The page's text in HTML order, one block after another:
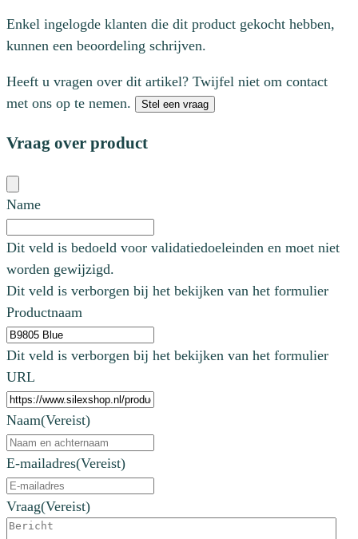
Enkel ingelogde klanten die dit product gekocht hebben,
kunnen een beoordeling schrijven.
Heeft u vragen over dit artikel? Twijfel niet om contact
met ons op te nemen.
Stel een vraag
Vraag over product
Name
Dit veld is bedoeld voor validatiedoeleinden en moet niet
worden gewijzigd.
Dit veld is verborgen bij het bekijken van het formulier
Productnaam
Dit veld is verborgen bij het bekijken van het formulier
URL
Naam(Vereist)
E-mailadres(Vereist)
Vraag(Vereist)